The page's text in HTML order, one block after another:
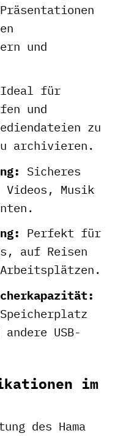
und
Ideal für
und
zu
archivieren.
Sicheres
Videos, Musik
Perfekt für
auf Reisen
USB-
im
des Hama